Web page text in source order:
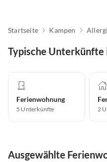
Startseite Kampen
Typische Unterkünfte
Ferienwohnung
5 Unterkünfte 2
Ausgewählte